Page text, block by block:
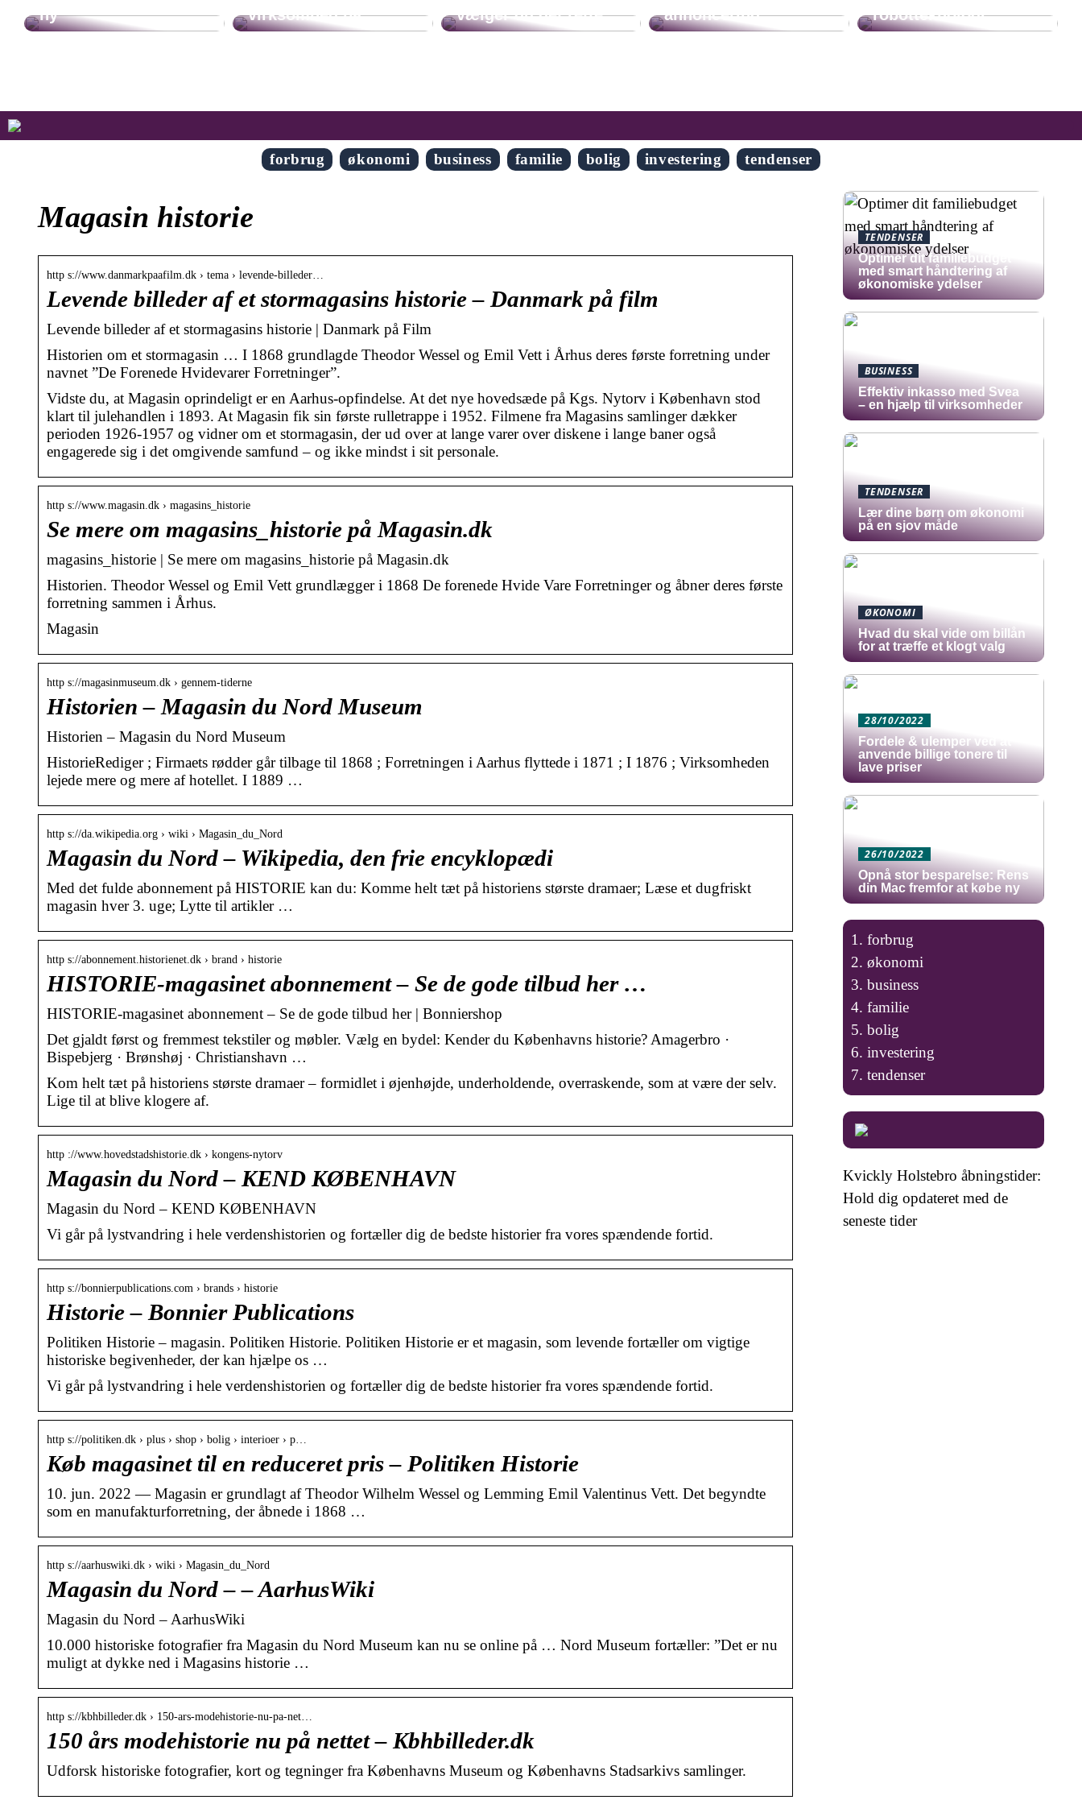
ny
virksomhed på
vælger du det rette
annoncering
robotteknologi
forbrug økonomi business familie bolig investering tendenser
Magasin historie
http s://www.danmarkpaafilm.dk › tema › levende-billeder…
Levende billeder af et stormagasins historie – Danmark på film
Levende billeder af et stormagasins historie | Danmark på Film
Historien om et stormagasin … I 1868 grundlagde Theodor Wessel og Emil Vett i Århus deres første forretning under
navnet ”De Forenede Hvidevarer Forretninger”.
Vidste du, at Magasin oprindeligt er en Aarhus-opfindelse. At det nye hovedsæde på Kgs. Nytorv i København stod
klart til julehandlen i 1893. At Magasin fik sin første rulletrappe i 1952. Filmene fra Magasins samlinger dækker
perioden 1926-1957 og vidner om et stormagasin, der ud over at lange varer over diskene i lange baner også
engagerede sig i det omgivende samfund – og ikke mindst i sit personale.
http s://www.magasin.dk › magasins_historie
Se mere om magasins_historie på Magasin.dk
magasins_historie | Se mere om magasins_historie på Magasin.dk
Historien. Theodor Wessel og Emil Vett grundlægger i 1868 De forenede Hvide Vare Forretninger og åbner deres første
forretning sammen i Århus.
Magasin
http s://magasinmuseum.dk › gennem-tiderne
Historien – Magasin du Nord Museum
Historien – Magasin du Nord Museum
HistorieRediger ; Firmaets rødder går tilbage til 1868 ; Forretningen i Aarhus flyttede i 1871 ; I 1876 ; Virksomheden
lejede mere og mere af hotellet. I 1889 …
http s://da.wikipedia.org › wiki › Magasin_du_Nord
Magasin du Nord – Wikipedia, den frie encyklopædi
Med det fulde abonnement på HISTORIE kan du: Komme helt tæt på historiens største dramaer; Læse et dugfriskt
magasin hver 3. uge; Lytte til artikler …
http s://abonnement.historienet.dk › brand › historie
HISTORIE-magasinet abonnement – Se de gode tilbud her …
HISTORIE-magasinet abonnement – Se de gode tilbud her | Bonniershop
Det gjaldt først og fremmest tekstiler og møbler. Vælg en bydel: Kender du Københavns historie? Amagerbro ·
Bispebjerg · Brønshøj · Christianshavn …
Kom helt tæt på historiens største dramaer – formidlet i øjenhøjde, underholdende, overraskende, som at være der selv.
Lige til at blive klogere af.
http ://www.hovedstadshistorie.dk › kongens-nytorv
Magasin du Nord – KEND KØBENHAVN
Magasin du Nord – KEND KØBENHAVN
Vi går på lystvandring i hele verdenshistorien og fortæller dig de bedste historier fra vores spændende fortid.
http s://bonnierpublications.com › brands › historie
Historie – Bonnier Publications
Politiken Historie – magasin. Politiken Historie. Politiken Historie er et magasin, som levende fortæller om vigtige
historiske begivenheder, der kan hjælpe os …
Vi går på lystvandring i hele verdenshistorien og fortæller dig de bedste historier fra vores spændende fortid.
http s://politiken.dk › plus › shop › bolig › interioer › p…
Køb magasinet til en reduceret pris – Politiken Historie
10. jun. 2022 — Magasin er grundlagt af Theodor Wilhelm Wessel og Lemming Emil Valentinus Vett. Det begyndte
som en manufakturforretning, der åbnede i 1868 …
http s://aarhuswiki.dk › wiki › Magasin_du_Nord
Magasin du Nord – – AarhusWiki
Magasin du Nord – AarhusWiki
10.000 historiske fotografier fra Magasin du Nord Museum kan nu se online på … Nord Museum fortæller: ”Det er nu
muligt at dykke ned i Magasins historie …
http s://kbhbilleder.dk › 150-ars-modehistorie-nu-pa-net…
150 års modehistorie nu på nettet – Kbhbilleder.dk
Udforsk historiske fotografier, kort og tegninger fra Københavns Museum og Københavns Stadsarkivs samlinger.
TENDENSER
Optimer dit familiebudget
med smart håndtering af
økonomiske ydelser
BUSINESS
​Effektiv inkasso med Svea
– en hjælp til virksomheder
TENDENSER
Lær dine børn om økonomi
på en sjov måde
ØKONOMI
Hvad du skal vide om billån
for at træffe et klogt valg
28/10/2022
Fordele & ulemper ved at
anvende billige tonere til
lave priser
26/10/2022
Opnå stor besparelse: Rens
din Mac fremfor at købe ny
forbrug
økonomi
business
familie
bolig
investering
tendenser
Kvickly Holstebro åbningstider:
Hold dig opdateret med de
seneste tider